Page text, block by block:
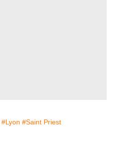
#Lyon #Saint Priest